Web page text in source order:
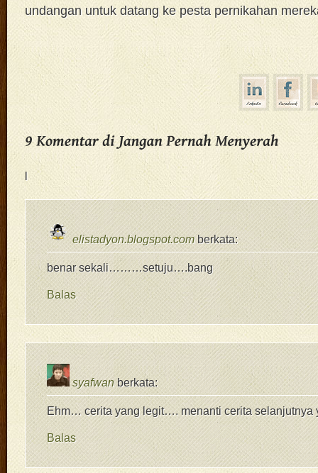
undangan untuk datang ke pesta pernikahan
|
elistadyon.blogspot.com berkata:
benar sekali………setuju….bang
Balas
syafwan berkata:
Ehm… cerita yang legit…. menanti cerita selanjutnya
Balas